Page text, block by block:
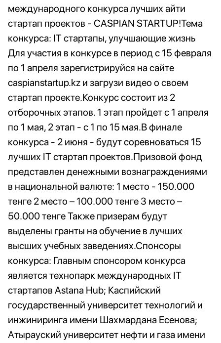
международного конкурса лучших айти
стартап проектов - CASPIAN STARTUP!Тема
конкурса: IT стартапы, улучшающие жизнь
Для участия в конкурсе в период с 15 февраля
по 1 апреля зарегистрируйся на сайте
caspianstartup.kz и загрузи видео о своем
стартап проекте.Конкурс состоит из 2
отборочных этапов. 1 этап пройдет с 1 апреля
по 1 мая, 2 этап - с 1 по 15 мая.В финале
конкурса - 2 июня - будут соревноваться 15
лучших IT стартап проектов.Призовой фонд
представлен денежными вознаграждениями
в национальной валюте: 1 место - 150.000
тенге 2 место – 100.000 тенге 3 место –
50.000 тенге Также призерам будут
выделены гранты на обучение в лучших
высших учебных заведениях.Спонсоры
конкурса: Главным спонсором конкурса
является технопарк международных ІТ
стартапов Astana Hub; Каспийский
государственный университет технологий и
инжиниринга имени Шахмардана Есенова;
Атырауский университет нефти и газа имени